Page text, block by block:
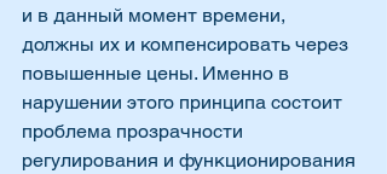
и в данный момент времени,
должны их и компенсировать через
повышенные цены. Именно в
нарушении этого принципа состоит
проблема прозрачности
регулирования и функционирования